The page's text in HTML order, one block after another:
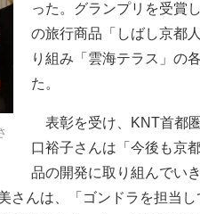
った。グランプリを受賞
の旅行商品「しばし京都
り組み「雲海テラス」の
た。
表彰を受け、KNT首都
口裕子さんは「今後も京
品の開発に取り組んでい
さんは、「ゴンドラを担当